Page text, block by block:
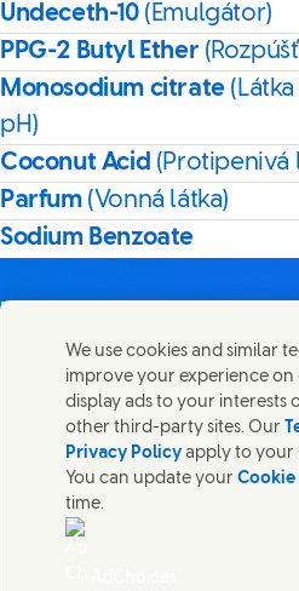
Undeceth-10 (Emulgátor)
PPG-2 Butyl Ether
Monosodium citrate
pH)
Coconut Acid (Protipenivá
Parfum (Vonná látka)
Sodium Benzoate
Zdieľajte túto stránku
Share
Kontaktujte nás
Spojte sa so spoločnosťou
alebo nájdite kontakty po
We use cookies and similar
improve your experience on
display ads to your interests
other third-party sites. Our
Privacy Policy apply to your
You can update yourCookie
time.